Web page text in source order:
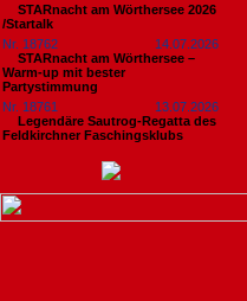
STARnacht am Wörthersee 2026
/Startalk
Nr. 18762
14.07.2026
STARnacht am Wörthersee –
Warm-up mit bester
Partystimmung
Nr. 18761
13.07.2026
Legendäre Sautrog-Regatta des
Feldkirchner Faschingsklubs